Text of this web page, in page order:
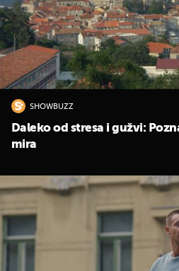
SHOWBUZZ
Daleko od stresa i gužvi:
mira